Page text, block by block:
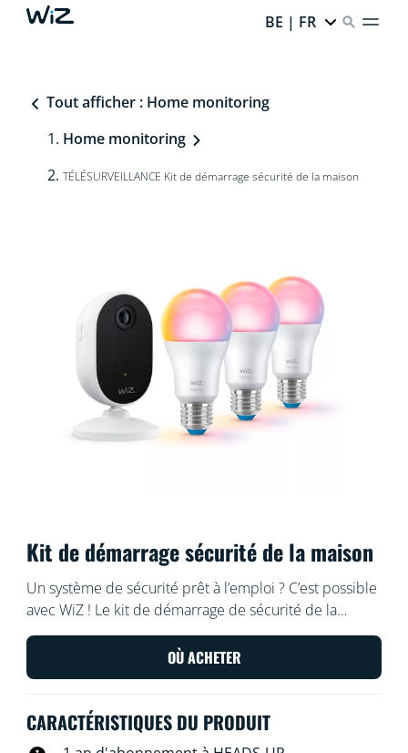
BE | FR
Tout afficher : Home monitoring
Home monitoring
TÉLÉSURVEILLANCE Kit de démarrage sécurité de la maison
Kit de démarrage sécurité de la maison
Un système de sécurité prêt à l’emploi ? C’est possible
avec WiZ ! Le kit de démarrage de sécurité de la
maison WiZ associe la caméra intérieure WiZ et trois
lampes WiZ compatibles SpaceSense et vous offre la
détection de mouvement, la simulation de présence et
pour renforcer votre sentiment de sécurité. Configurez
OÙ ACHETER
CARACTÉRISTIQUES DU PRODUIT